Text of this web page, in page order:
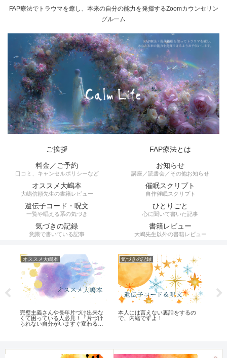
FAP療法でトラウマを癒し、本来の自分の能力を発揮するZoomカウンセリン
グルーム
ご挨拶
FAP療法とは
料金／ご予約
口コミ、キャンセルポリシーなど
お知らせ
講座／読書会／その他お知らせ
オススメ大嶋本
大嶋信頼先生の書籍レビュー
催眠スクリプト
自作催眠スクリプト
遺伝子コード・呪文
一覧や唱える系の気づき
ひとりごと
心に聞いて書いた記事
気づきの記録
意識で書いている記事
書籍レビュー
大嶋先生以外の書籍レビュー
オススメ大嶋本
完璧主義さんや長年片づけ出来な
くて困っている人必見！『片づけ
られない自分がいますぐ変わる
気づきの記録
本人には言えない裏話をするの
で、内緒ですよ！